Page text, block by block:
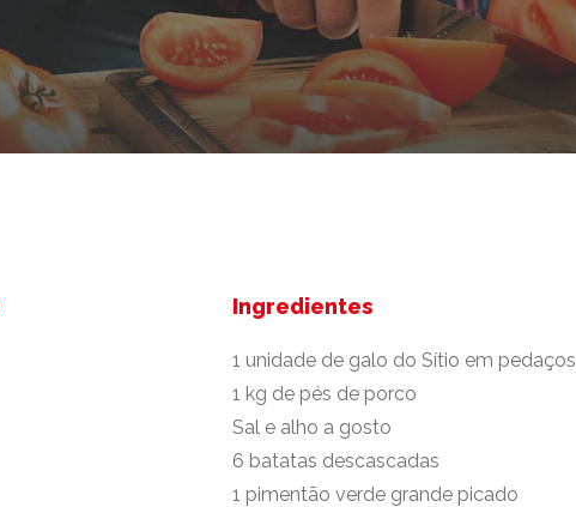
Ingredientes
1 unidade de galo do Sítio em pedaços
1 kg de pés de porco
Sal e alho a gosto
6 batatas descascadas
1 pimentão verde grande picado